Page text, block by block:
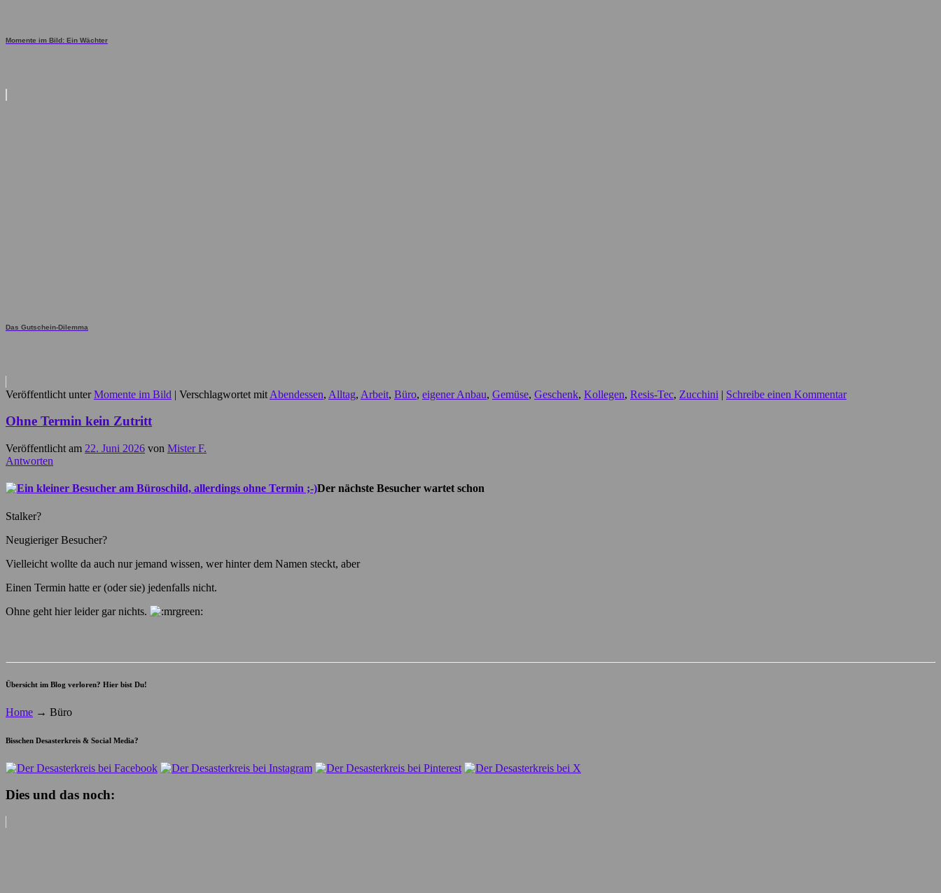
Momente im Bild: Ein Wächter
Das Gutschein-Dilemma
Veröffentlicht unter Momente im Bild | Verschlagwortet mit Abendessen, Alltag, Arbeit, Büro, eigener Anbau, Gemüse, Geschenk, Kollegen, Resis-Tec, Zucchini | Schreibe einen Kommentar
Ohne Termin kein Zutritt
Veröffentlicht am 22. Juni 2026 von Mister F.
Antworten
Der nächste Besucher wartet schon
Stalker?
Neugieriger Besucher?
Vielleicht wollte da auch nur jemand wissen, wer hinter dem Namen steckt, aber
Einen Termin hatte er (oder sie) jedenfalls nicht.
Ohne geht hier leider gar nichts.
Übersicht im Blog verloren? Hier bist Du!
Home → Büro
Bisschen Desasterkreis & Social Media?
Dies und das noch: